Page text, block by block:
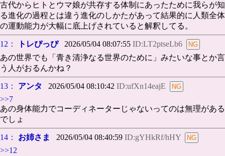
古代からヒトとウマ娘が共存する体制にあったために我らが知
る進化の過程とは違う進化のしかたがあって結果的に人類全体
の運動能力が大幅に底上げされていると解釈してる。
12： トレぴっぴ2026/05/04 08:07:55 ID:LT2ptseLb6
あの世界でも「青き清浄なる世界のために」みたいな事とか言
う人がおるんかね？
13： アンタ 2026/05/04 08:10:42 ID:ufXn14eajE
>>7
あの身体能力でコーディネーターじゃないってのは無理がある
でしょ
14： お姉さま 2026/05/04 08:40:59 ID:gYHkRf/hHY
>>12